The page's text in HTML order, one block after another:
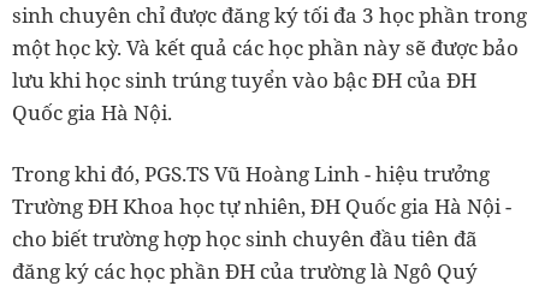
sinh chuyên chỉ được đăng ký tối đa 3 học phần trong
một học kỳ. Và kết quả các học phần này sẽ được bảo
lưu khi học sinh trúng tuyển vào bậc ĐH của ĐH
Quốc gia Hà Nội.
Trong khi đó, PGS.TS Vũ Hoàng Linh - hiệu trưởng
Trường ĐH Khoa học tự nhiên, ĐH Quốc gia Hà Nội -
cho biết trường hợp học sinh chuyên đầu tiên đã
đăng ký các học phần ĐH của trường là Ngô Quý